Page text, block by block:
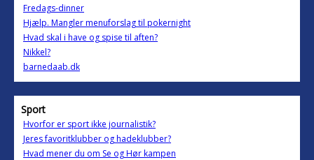
Fredags-dinner
Hjælp. Mangler menuforslag til pokernight
Hvad skal i have og spise til aften?
Nikkel?
barnedaab.dk
Sport
Hvorfor er sport ikke journalistik?
Jeres favoritklubber og hadeklubber?
Hvad mener du om Se og Hør kampen